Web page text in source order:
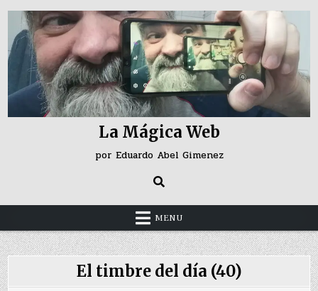
Skip
content
La Mágica Web
por Eduardo Abel Gimenez
MENU
El timbre del día (40)